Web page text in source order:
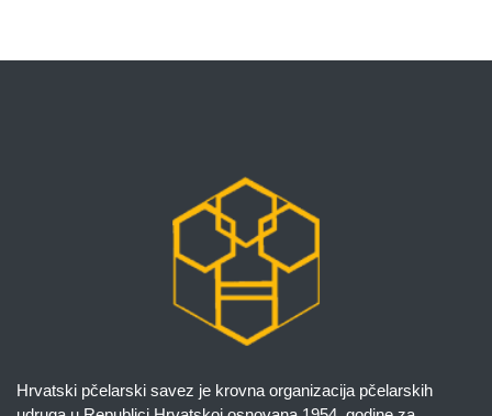
Hrvatski pčelarski savez je krovna organizacija pčelarskih